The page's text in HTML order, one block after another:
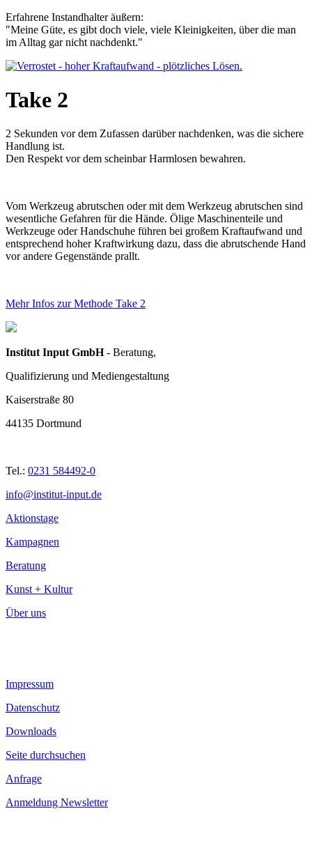
Erfahrene Instandhalter äußern:
"Meine Güte, es gibt doch viele, viele Kleinigkeiten, über die man
im Alltag gar nicht nachdenkt."
Take 2
2 Sekunden vor dem Zufassen darüber nachdenken, was die sichere
Handlung ist.
Den Respekt vor dem scheinbar Harmlosen bewahren.
Vom Werkzeug abrutschen oder mit dem Werkzeug abrutschen sind
wesentliche Gefahren für die Hände. Ölige Maschinenteile und
Werkzeuge oder Handschuhe führen bei großem Kraftaufwand und
entsprechend hoher Kraftwirkung dazu, dass die abrutschende Hand
vor andere Gegenstände prallt.
Mehr Infos zur Methode Take 2
Institut Input GmbH- Beratung,
Qualifizierung und Mediengestaltung
Kaiserstraße 80
44135 Dortmund
Tel.: 0231 584492-0
info@institut-input.de
Aktionstage
Kampagnen
Beratung
Kunst + Kultur
Über uns
Impressum
Datenschutz
Downloads
Seite durchsuchen
Anfrage
Anmeldung Newsletter